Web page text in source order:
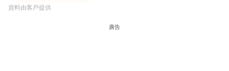
資料由客戶提供
廣告